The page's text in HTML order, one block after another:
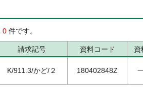
0 件です。
請求記号 資料コード 資
K/911.3/かど/２ 180402848Z